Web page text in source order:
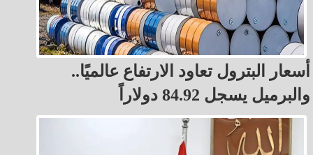
أسعار البترول تعاود الارتفاع عالميًا..
والبرميل يسجل 84.92 دولاراً